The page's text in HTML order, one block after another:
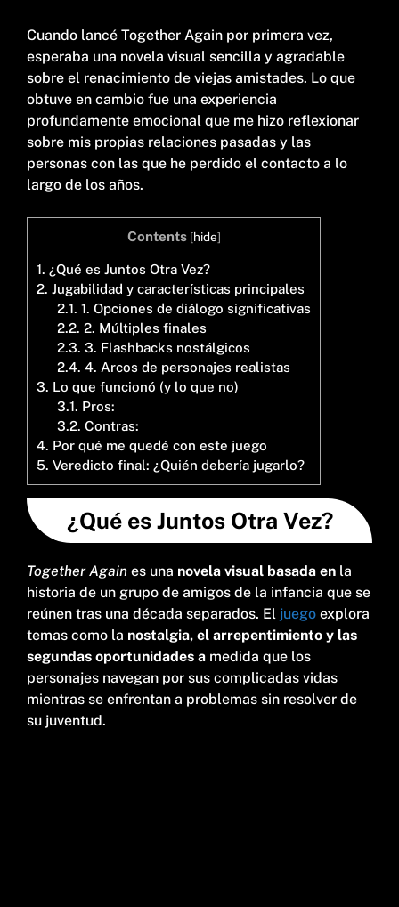
Cuando lancé Together Again por primera vez,
esperaba una novela visual sencilla y agradable
sobre el renacimiento de viejas amistades. Lo que
obtuve en cambio fue una experiencia
profundamente emocional que me hizo reflexionar
sobre mis propias relaciones pasadas y las
personas con las que he perdido el contacto a lo
largo de los años.
Contents [hide]
1. ¿Qué es Juntos Otra Vez?
2. Jugabilidad y características principales
2.1. 1. Opciones de diálogo significativas
2.2. 2. Múltiples finales
2.3. 3. Flashbacks nostálgicos
2.4. 4. Arcos de personajes realistas
3. Lo que funcionó (y lo que no)
3.1. Pros:
3.2. Contras:
4. Por qué me quedé con este juego
5. Veredicto final: ¿Quién debería jugarlo?
¿Qué es Juntos Otra Vez?
Together Again es una novela visual basada en la
historia de un grupo de amigos de la infancia que se
reúnen tras una década separados. El juego explora
temas como la nostalgia, el arrepentimiento y las
segundas oportunidades a medida que los
personajes navegan por sus complicadas vidas
mientras se enfrentan a problemas sin resolver de
su juventud.